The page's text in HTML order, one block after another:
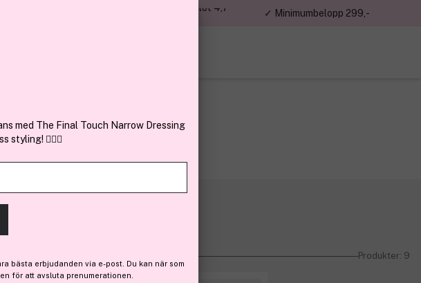
✓ Över 1,5 miljon kunder – Trustpilot 4,7
✓ Minimumbelopp 299,-
Produkter: 9
med The Final Touch Narrow Dressing
styling! 💇‍♀️✨
bästa erbjudanden via e-post. Du kan när som
för att avsluta prenumerationen.